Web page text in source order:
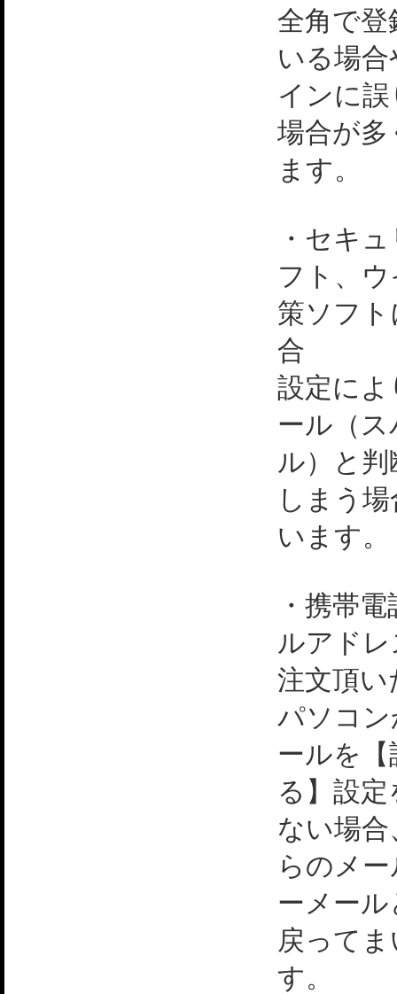
全角で
いる場
インに
場合が
ます。
・セキ
フト、
策ソフ
合
設定に
ール（
ル）と
しまう
います。
・携帯
ルアド
注文頂い
パソコ
ールを【
る】設
ない場
らのメ
ーメー
戻って
す。